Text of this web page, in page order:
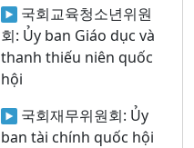
국회교육청소년위원
회: Ủy ban Giáo dục và
thanh thiếu niên quốc
hội
국회재무위원회: Ủy
ban tài chính quốc hội